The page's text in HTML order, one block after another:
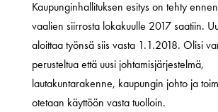
Kaupunginhallituksen esitys on tehty
vaalien siirrosta lokakuulle 2017 saatiin.
aloittaa työnsä siis vasta 1.1.2018. Olisi
perusteltua että uusi johtamisjärjestelmä,
lautakuntarakenne, kaupungin johto ja
otetaan käyttöön vasta tuolloin.